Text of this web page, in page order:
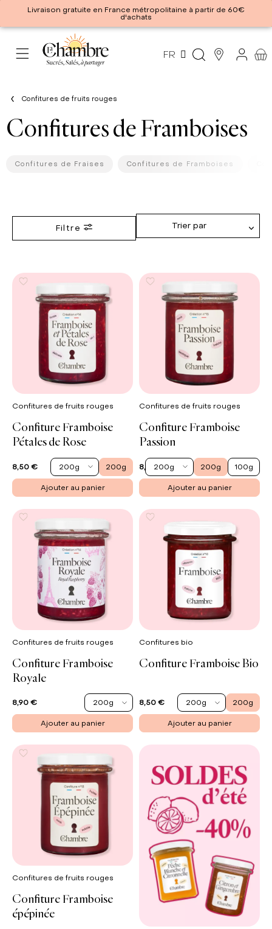
Livraison gratuite en France métropolitaine à partir de 60€
d'achats
FR
Confitures de fruits rouges
Confitures de Framboises
Confitures de Fraises Confitures de Framboises
Filtre Trier par
Confitures de fruits rouges
Confiture Framboise
Pétales de Rose
8,50 € 200g 200g
Ajouter au panier
Confitures de fruits rouges
Confiture Framboise
Passion
8,50 €200g 200g 100g
Ajouter au panier
Confitures de fruits rouges
Confiture Framboise
Royale
8,90 € 200g
Ajouter au panier
Confitures bio
Confiture Framboise Bio
8,50 € 200g 200g
Ajouter au panier
Confitures de fruits rouges
Confiture Framboise
épépinée